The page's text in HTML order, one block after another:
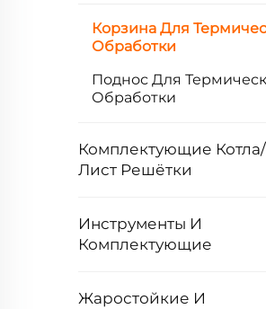
Корзина Для
Обработки
Поднос Для
Обработки
Комплектующие Котла/
Лист Решётки
Инструменты И
Комплектующие
Жаростойкие И